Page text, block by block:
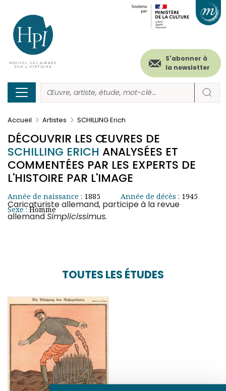
contenu
principal
Menu
secondaire
(header)
S'abonner à
la newsletter
Accueil Artistes SCHILLING Erich
DÉCOUVRIR LES ŒUVRES DE
SCHILLING ERICH ANALYSÉES ET
COMMENTÉES PAR LES EXPERTS DE
L'HISTOIRE PAR L'IMAGE
Année de naissance : 1885
Sexe :Homme
Année de décès : 1945
Caricaturiste allemand, participe à la revue
allemandSimplicissimus.
TOUTES LES ÉTUDES